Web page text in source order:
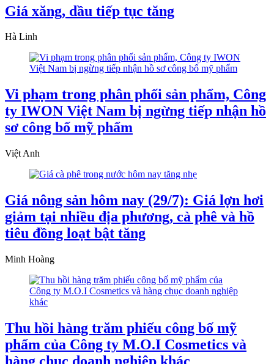
Giá xăng, dầu tiếp tục tăng
Hà Linh
Vi phạm trong phân phối sản phẩm, Công
ty IWON Việt Nam bị ngừng tiếp nhận hồ
sơ công bố mỹ phẩm
Việt Anh
Giá nông sản hôm nay (29/7): Giá lợn hơi
giảm tại nhiều địa phương, cà phê và hồ
tiêu đồng loạt bật tăng
Minh Hoàng
Thu hồi hàng trăm phiếu công bố mỹ
phẩm của Công ty M.O.I Cosmetics và